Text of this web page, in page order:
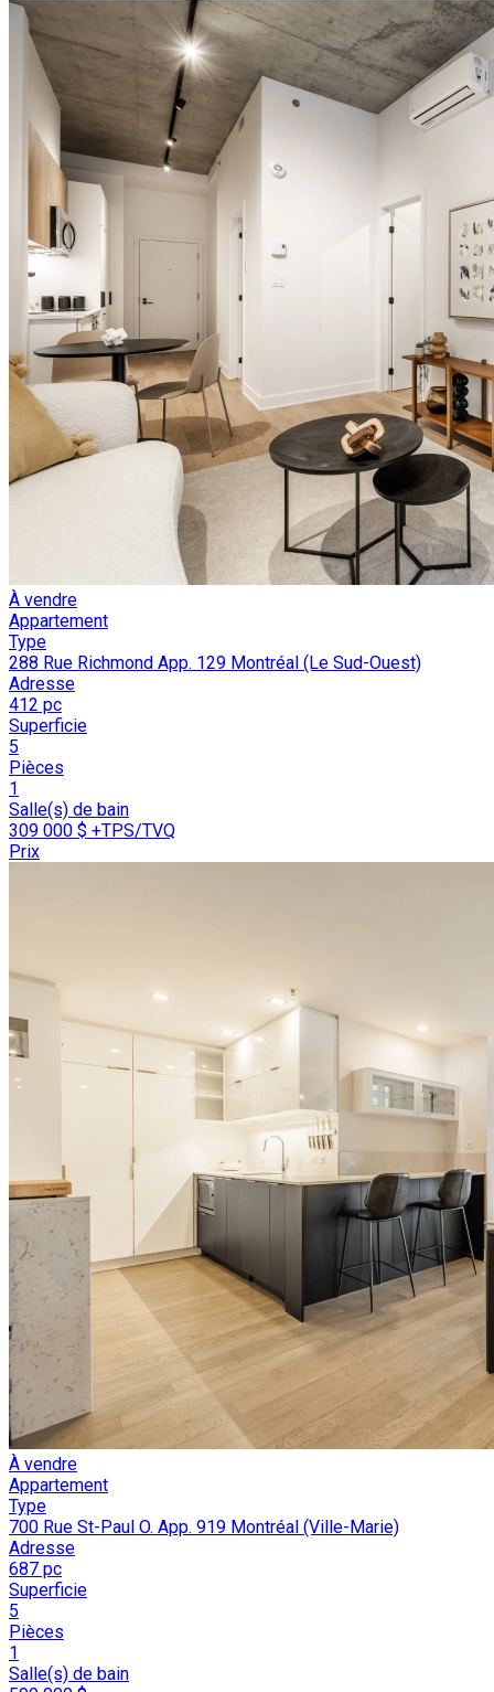
À vendre
Appartement
Type
288 Rue Richmond App. 129 Montréal (Le Sud-Ouest)
Adresse
412 pc
Superficie
5
Pièces
1
Salle(s) de bain
309 000 $ +TPS/TVQ
Prix
À vendre
Appartement
Type
700 Rue St-Paul O. App. 919 Montréal (Ville-Marie)
Adresse
687 pc
Superficie
5
Pièces
1
Salle(s) de bain